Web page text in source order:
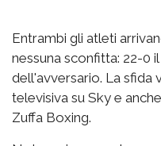
Entrambi gli atleti
nessuna sconfitta: 22-0
dell'avversario. La sfida
televisiva su Sky e
Zuffa Boxing.